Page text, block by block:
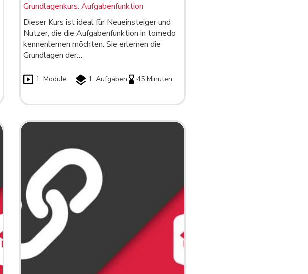
Grundlagenkurs: Aufgabenfunktion
Dieser Kurs ist ideal für Neueinsteiger und
Nutzer, die die Aufgabenfunktion in tomedo
kennenlernen möchten. Sie erlernen die
Grundlagen der…
1 Module 1 Aufgaben 45 Minuten